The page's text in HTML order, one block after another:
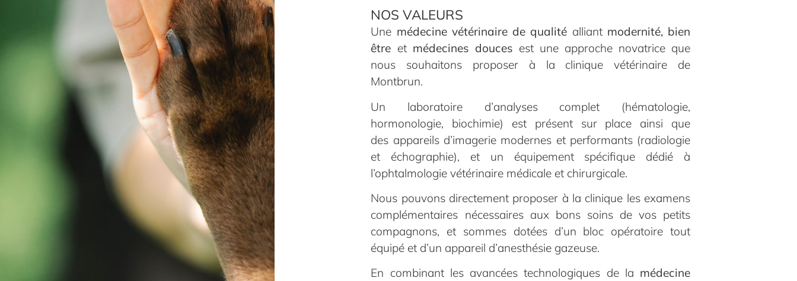
NOS VALEURS
Une médecine vétérinaire de qualité alliant modernité, bien
être et médecines douces est une approche novatrice que
nous souhaitons proposer à la clinique vétérinaire de
Montbrun.
Un laboratoire d’analyses complet (hématologie,
hormonologie, biochimie) est présent sur place ainsi que
des appareils d’imagerie modernes et performants (radiologie
et échographie), et un équipement spécifique dédié à
l’ophtalmologie vétérinaire médicale et chirurgicale.
Nous pouvons directement proposer à la clinique les examens
complémentaires nécessaires aux bons soins de vos petits
compagnons, et sommes dotées d’un bloc opératoire tout
équipé et d’un appareil d’anesthésie gazeuse.
En combinant les avancées technologiques de la médecine